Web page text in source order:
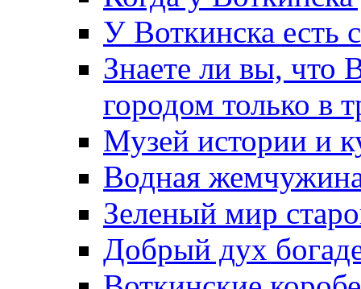
У Воткинска есть
Знаете ли вы, что
городом только в
Музей истории и
Водная
Зеленый мир
Добрый дух